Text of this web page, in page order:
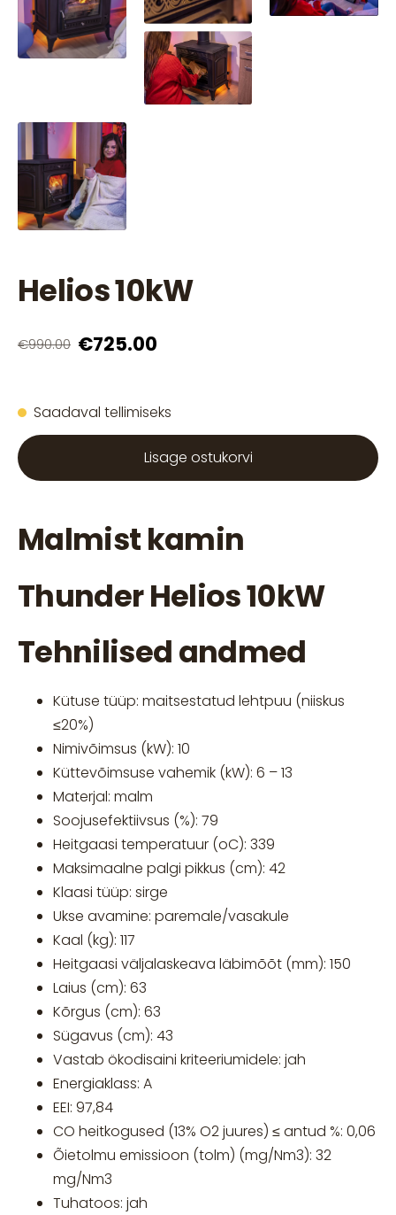
Helios 10kW
€990.00 €725.00
Saadaval tellimiseks
Lisage ostukorvi
Malmist kamin
Thunder Helios 10kW
Tehnilised andmed
Kütuse tüüp: maitsestatud lehtpuu (niiskus
≤20%)
Nimivõimsus (kW): 10
Küttevõimsuse vahemik (kW): 6 – 13
Materjal: malm
Soojusefektiivsus (%): 79
Heitgaasi temperatuur (oC): 339
Maksimaalne palgi pikkus (cm): 42
Klaasi tüüp: sirge
Ukse avamine: paremale/vasakule
Kaal (kg): 117
Heitgaasi väljalaskeava läbimõõt (mm): 150
Laius (cm): 63
Kõrgus (cm): 63
Sügavus (cm): 43
Vastab ökodisaini kriteeriumidele: jah
Energiaklass: A
EEI: 97,84
CO heitkogused (13% O2 juures) ≤ antud %: 0,06
Õietolmu emissioon (tolm) (mg/Nm3): 32
mg/Nm3
Tuhatoos: jah